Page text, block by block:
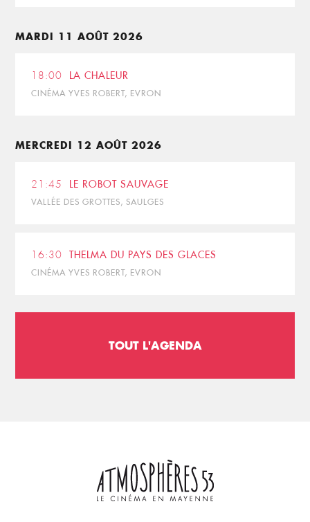
MARDI 11 AOÛT 2026
18:00 LA CHALEUR
CINÉMA YVES ROBERT, EVRON
MERCREDI 12 AOÛT 2026
21:45 LE ROBOT SAUVAGE
VALLÉE DES GROTTES, SAULGES
16:30 THELMA DU PAYS DES GLACES
CINÉMA YVES ROBERT, EVRON
TOUT L'AGENDA